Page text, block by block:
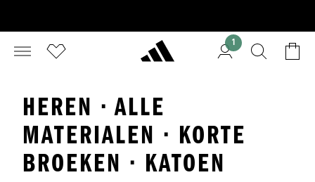
1
HEREN · ALLE
MATERIALEN · KORTE
BROEKEN · KATOEN